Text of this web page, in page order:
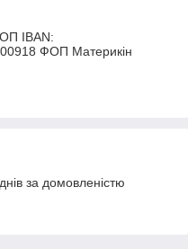
IBAN:
ФОП Материкін
за домовленістю